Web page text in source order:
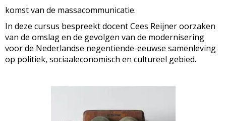
komst van de massacommunicatie.
In deze cursus bespreekt docent Cees Reijner oorzaken
van de omslag en de gevolgen van de modernisering
voor de Nederlandse negentiende-eeuwse samenleving
op politiek, sociaaleconomisch en cultureel gebied.